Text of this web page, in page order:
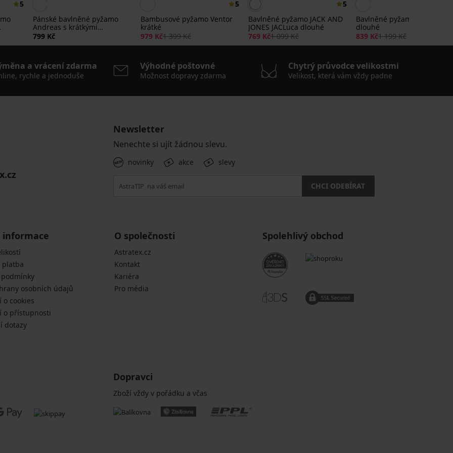
5
Pánské bavlněné pyžamo
Andreas s krátkými
nohavicemi
799 Kč
5
Bambusové pyžamo Ventor
krátké
979 Kč1 399 Kč
5
Bavlněné pyžamo JACK AND
JONES JACLuca dlouhé
769 Kč1 099 Kč
Bavlněné pyžamo Estrado
dlouhé
839 Kč1 199 Kč
a vrácení zdarma
rychle a jednoduše
Výhodné poštovné
Možnost dopravy zdarma
Chytrý průvodce velikostmi
Velikost, která vám vždy padne
Newsletter
Nenechte si ujít žádnou slevu.
novinky akce slevy
CHCI ODEBÍRAT
informace
platba
osobních údajů
o cookies
o přístupnosti
dotazy
O společnosti
Astratex.cz
Kontakt
Kariéra
Pro média
Spolehlivý obchod
Dopravci
Zboží vždy v pořádku a včas